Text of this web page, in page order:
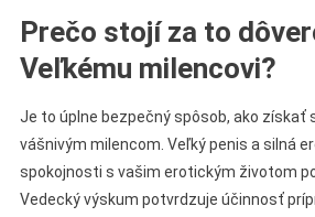
Prečo stojí za to
Veľkému milencovi?
Je to úplne bezpečný spôsob, ako získať
vášnivým milencom. Veľký penis a silná
spokojnosti s vašim erotickým životom
Vedecký výskum potvrdzuje účinnosť